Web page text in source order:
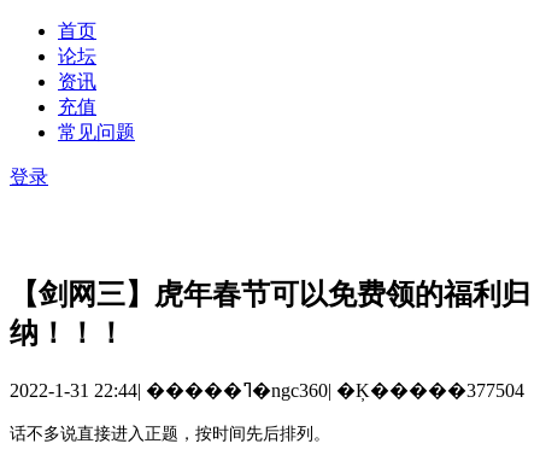
首页
论坛
资讯
充值
常见问题
登录
【剑网三】虎年春节可以免费领的福利归
纳！！！
2022-1-31 22:44| �����ߣ�ngc360| �Ķ�����377504
话不多说直接进入正题，按时间先后排列。